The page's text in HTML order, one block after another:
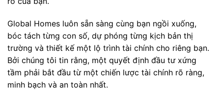
Global Homes luôn sẵn sàng cùng bạn ngồi xuống,
bóc tách từng con số, dự phóng từng kịch bản thị
trường và thiết kế một lộ trình tài chính cho riêng bạn.
Bởi chúng tôi tin rằng, một quyết định đầu tư xứng
tầm phải bắt đầu từ một chiến lược tài chính rõ ràng,
minh bạch và an toàn nhất.